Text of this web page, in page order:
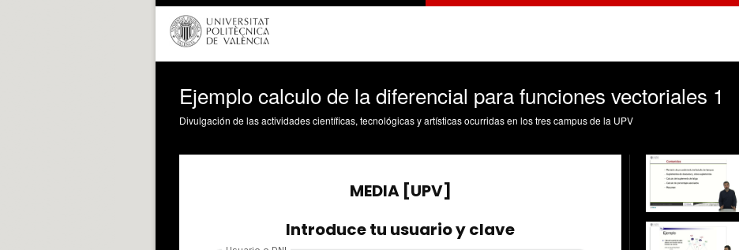
Ejemplo calculo de la diferencial para funciones vectoriales 1
Divulgación de las actividades científicas, tecnológicas y artísticas ocurridas en los tres campus de la UPV